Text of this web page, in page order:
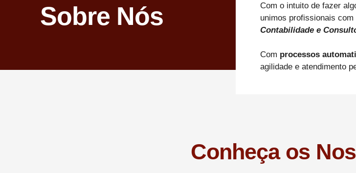
Sobre Nós
Com o intuito de fazer
unimos profissionais com
Contabilidade e
Com processos
agilidade e atendimento
Conheça os